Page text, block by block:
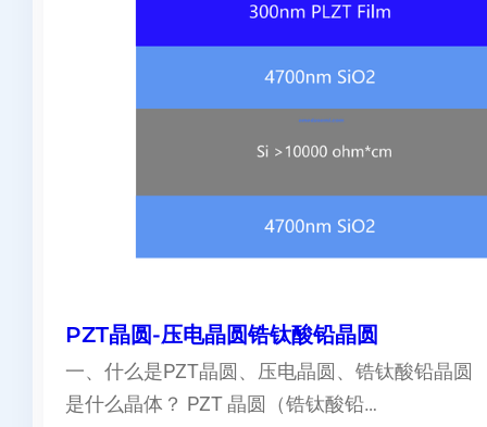
PZT晶圆-压电晶圆锆钛酸铅晶圆
一、什么是PZT晶圆、压电晶圆、锆钛酸铅晶圆
是什么晶体？ PZT 晶圆（锆钛酸铅…